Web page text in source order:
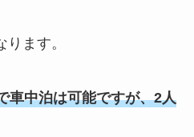
ます。
車中泊は可能ですが、2人